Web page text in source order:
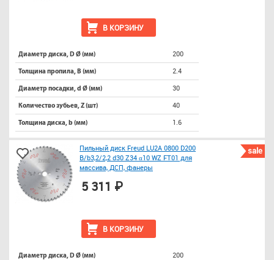
В КОРЗИНУ
Диаметр диска, D Ø (мм) 200
Толщина пропила, B (мм) 2.4
Диаметр посадки, d Ø (мм) 30
Количество зубьев, Z (шт) 40
Толщина диска, b (мм) 1.6
sale
Пильный диск Freud LU2A 0800 D200
B/b3,2/2,2 d30 Z34 α10 WZ FT01 для
массива, ДСП, фанеры
В КОРЗИНУ
5 311 ₽
Диаметр диска, D Ø (мм) 200